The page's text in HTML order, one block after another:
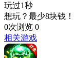
玩过1秒
想玩？最少8块钱
0次浏览 0
相关游戏